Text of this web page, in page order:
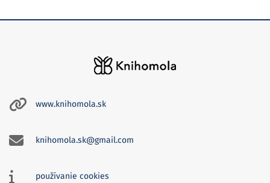
www.knihomola.sk
knihomola.sk@gmail.com
používanie cookies